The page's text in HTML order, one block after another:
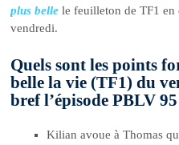
plus belle le feuilleton de TF1
vendredi.
Quels sont les points
belle la vie (TF1) du
bref l’épisode PBLV 95
Kilian avoue à Thomas